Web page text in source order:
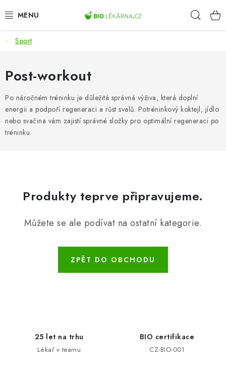
na
AKCE
DOPLŇKY STRAVY
PŘÍRODNÍ KOSMETIKA
SPORT
ZDRAVOTNÍ OKRUHY
ZNAČKY
Odborný garant MUDr. Monika Klaudysová
Obchodní podmínky Kontakty
Slovník pojmů
Sport
Post-workout
Po náročném tréninku je důležitá správná výživa, která doplní
energii a podpoří regeneraci a růst svalů. Potréninkový koktejl, jídlo
nebo svačina vám zajistí správné složky pro optimální regeneraci po
tréninku.
Produkty teprve připravujeme.
Můžete se ale podívat na ostatní kategorie.
ZPĚT DO OBCHODU
25 let na trhu
Lékař v teamu
BIO certifikace
CZ-BIO-001